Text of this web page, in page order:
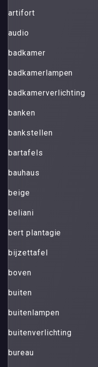
artifort
audio
badkamer
badkamerlampen
badkamerverlichting
banken
bankstellen
bartafels
bauhaus
beige
beliani
bert plantagie
bijzettafel
boven
buiten
buitenlampen
buitenverlichting
bureau